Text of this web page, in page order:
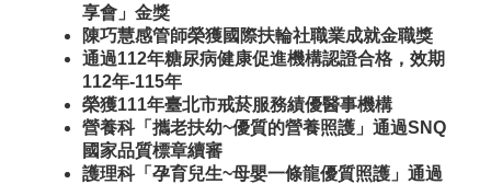
享會」金獎
陳巧慧感管師榮獲國際扶輪社職業成就金職獎
通過112年糖尿病健康促進機構認證合格，效期
112年-115年
榮獲111年臺北市戒菸服務績優醫事機構
營養科「攜老扶幼~優質的營養照護」通過SNQ
國家品質標章續審
護理科「孕育兒生~母嬰一條龍優質照護」通過